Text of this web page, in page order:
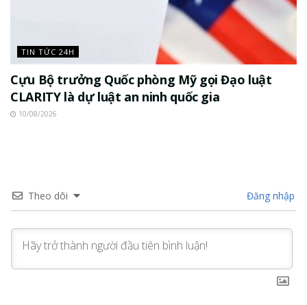
TIN TỨC 24H
Cựu Bộ trưởng Quốc phòng Mỹ gọi Đạo luật
CLARITY là dự luật an ninh quốc gia
10/08/2026
Theo dõi Đăng nhập